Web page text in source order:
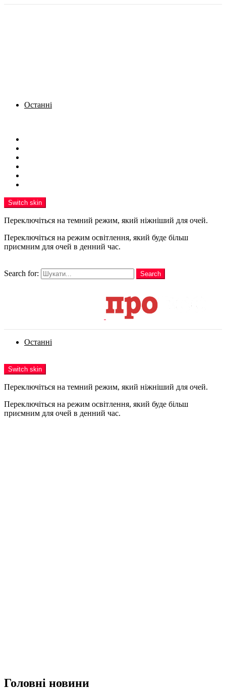
Останні
Switch skin
Переключіться на темний режим, який ніжніший для очей.
Переключіться на режим освітлення, який буде більш
приємним для очей в денний час.
Search for:
Search
Останні
Switch skin
Переключіться на темний режим, який ніжніший для очей.
Переключіться на режим освітлення, який буде більш
приємним для очей в денний час.
Головні новини